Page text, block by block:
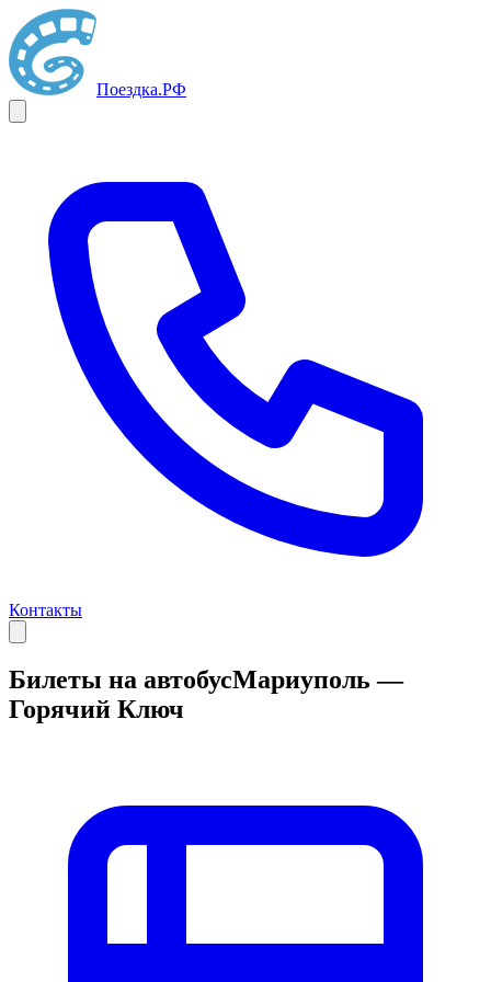
Поездка.РФ
Контакты
Билеты на автобусМариуполь —
Горячий Ключ